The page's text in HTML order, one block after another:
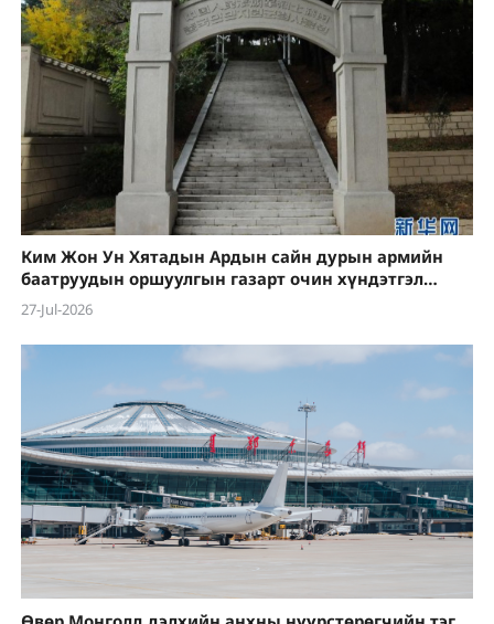
Ким Жон Ун Хятадын Ардын сайн дурын армийн
баатруудын оршуулгын газарт очин хүндэтгэл
үзүүлэв
27-Jul-2026